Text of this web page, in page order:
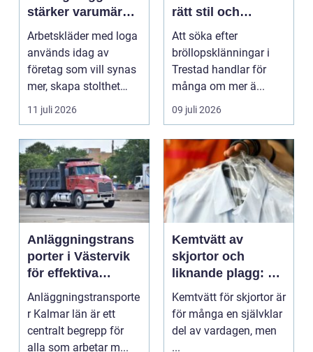
stärker varumärket
varje dag
Arbetskläder med loga
används idag av
företag som vill synas
mer, skapa stolthet
inte...
11 juli 2026
rätt stil och
passform inför den
stora dagen
Att söka efter
bröllopsklänningar i
Trestad handlar för
många om mer ä...
09 juli 2026
Anläggningstrans
porter i Västervik
för effektiva
byggprojekt
Anläggningstransporte
r Kalmar län är ett
centralt begrepp för
alla som arbetar m...
Kemtvätt av
skjortor och
liknande plagg: Så
fungerar
professionell
klädvård i
Kemtvätt för skjortor är
för många en självklar
del av vardagen, men
...